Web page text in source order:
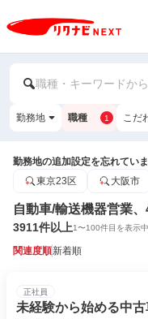
職種・キーワードか
勤務地 職種 1 こだ
勤務地の追加設定を忘れてい
東京23区
大阪市
自動車/輸送機器営業
3911件以上1〜100件目を表示中
関連度順新着順
正社員
未経験から始める中